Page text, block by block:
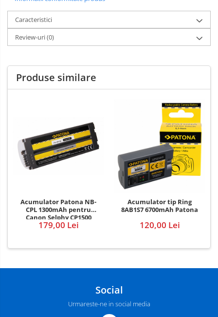
Caracteristici
Review-uri(0)
Produse similare
Acumulator Patona NB-
CPL 1300mAh pentru
Canon Selphy CP1500
Selphy CP1300 Selphy
179,00 Lei
Acumulator tip Ring
8AB1S7 6700mAh Patona
120,00 Lei
Social
Urmareste-ne in social media